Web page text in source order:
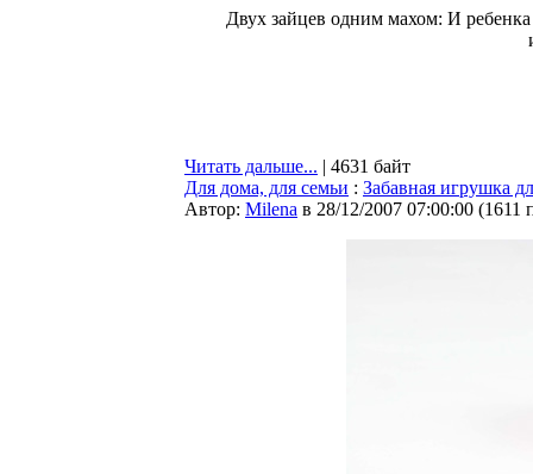
Двух зайцев одним махом: И
Читать дальше... | 4631 байт
Для дома, для семьи : Забавная игрушка
Автор: Milena в 28/12/2007 07:00:00 (1611